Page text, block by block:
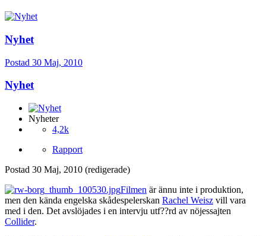
Nyhet
Postad 30 Maj, 2010
Nyhet
Nyheter
4,2k
Rapport
Postad 30 Maj, 2010 (redigerade)
Filmen är ännu inte i produktion,
men den kända engelska skådespelerskan Rachel Weisz vill vara
med i den. Det avslöjades i en intervju utf??rd av nöjessajten
Collider.